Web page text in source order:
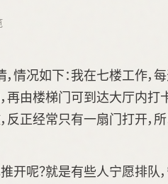
情况如下：我在七楼工作，
再由楼梯门可到达大厅内打
反正经常只有一扇门打开，
开呢？就是有些人宁愿排队